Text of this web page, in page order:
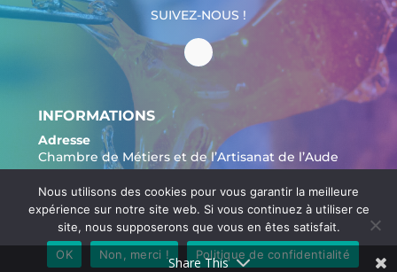
SUIVEZ-NOUS !
INFORMATIONS
Adresse
Chambre de Métiers et de l’Artisanat de l’Aude
11000 Carcassonne
Tél. :04 68 11 20 00
Share This
Nous utilisons des cookies pour vous garantir la meilleure
expérience sur notre site web. Si vous continuez à utiliser ce
site, nous supposerons que vous en êtes satisfait.
OK
Non, merci ! Politique de confidentialité